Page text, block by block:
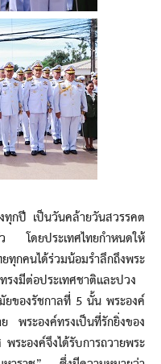
ป็นวันคล้ายวันสวรรคต
ว โดยประเทศไทยกำหนดให้
คนได้ร่วมน้อมรำลึกถึงพระ
งมีต่อประเทศชาติและปวง
ยของรัชกาลที่ 5 นั้น พระองค์
พระองค์ทรงเป็นที่รักยิ่งของ
ระองค์จึงได้รับการถวายพระ